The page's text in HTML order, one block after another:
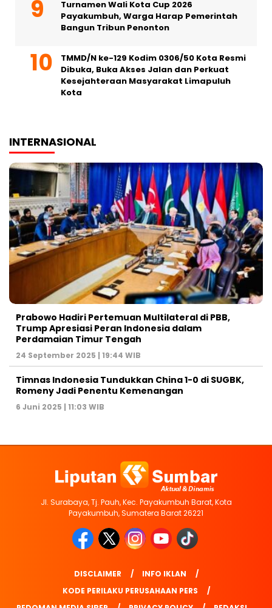
Turnamen Wali Kota Cup 2026
Payakumbuh, Warga Harap Pemerintah
Bangun Tribun Penonton
TMMD/N ke-129 Kodim 0306/50 Kota Resmi
Dibuka, Buka Akses Jalan dan Perkuat
Kesejahteraan Masyarakat Limapuluh
Kota
INTERNASIONAL
Prabowo Hadiri Pertemuan Multilateral di PBB,
Trump Apresiasi Peran Indonesia dalam
Perdamaian Timur Tengah
24 September 2025 | 19:44 WIB
Timnas Indonesia Tundukkan China 1-0 di SUGBK,
Romeny Jadi Penentu Kemenangan
6 Juni 2025 | 11:03 WIB
Jl. Surabaya, Tj. Pauh, Kec. Payakumbuh Barat, Kota
Payakumbuh, Sumatera Barat 26221
DISCLAIMER
INFO IKLAN
KODE PERILAKU PERUSAHAAN PERS